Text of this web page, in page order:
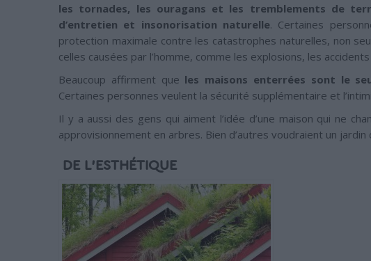
les tornades, les ouragans et les tremblements de
d’entretien et insonorisation naturelle. Certaines
protection maximale contre les catastrophes naturelles, non
celles causées par l’homme, comme les explosions, les
Beaucoup affirment que les maisons enterrées sont le
Certaines personnes veulent la sécurité supplémentaire et
Il y a aussi des gens qui aiment l’idée d’une maison qui ne
approvisionnement en arbres. Bien d’autres voudraient un
DE L’ESTHÉTIQUE